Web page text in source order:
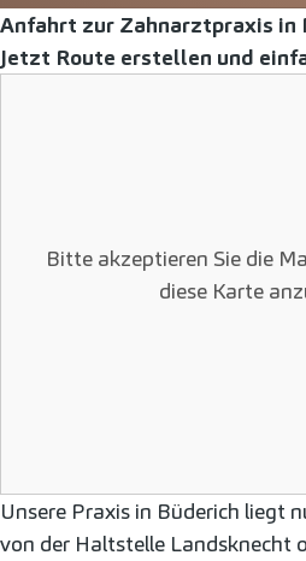
Anfahrt zur Zahnarztpraxis in
Jetzt Route erstellen und
Bitte akzeptieren Sie die
diese Karte
Unsere Praxis in Büderich liegt
von der Haltstelle Landsknecht